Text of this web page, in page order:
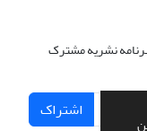
نشریه مشترک
اشتراک